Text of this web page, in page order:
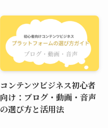
コンテンツビジネス初心者
向け：ブログ・動画・音声
の選び方と活用法